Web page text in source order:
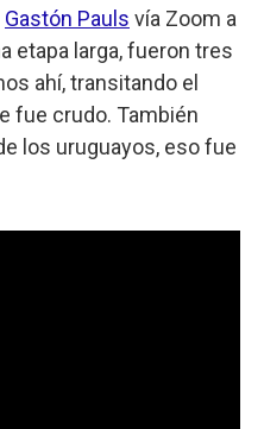
Gastón Pauls vía Zoom a
etapa larga, fueron tres
ahí, transitando el
fue crudo. También
los uruguayos, eso fue